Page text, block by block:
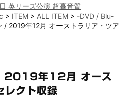
英リーズ公演 超高音質
2024.6.24
24日 100Aniv. 米M.S.G公演 完全
3日 カーディフ公演 IEM/AUD 完
2024.6.24
> ITEM > ALL ITEM > -DVD / Blu-
/ 2019年12月 オーストラリア・ツア
2019年12月 オース
レクト収録